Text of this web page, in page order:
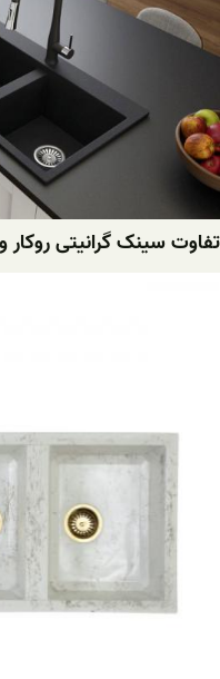
سینک گرانیتی روکار و توکار